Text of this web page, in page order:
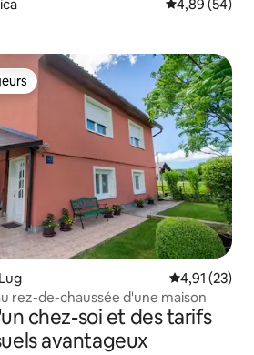
Évaluation
4,89 (54)
Évaluation
4,91 (23)
rez-de-chaussée d'une maison
chez-soi et des tarifs
avantageux